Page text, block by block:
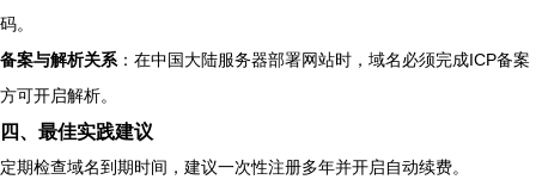
码。
备案与解析关系 ：在中国大陆服务器部署网站时，域名必须完成ICP备案
方可开启解析。
四、最佳实践建议
定期检查域名到期时间，建议一次性注册多年并开启自动续费。